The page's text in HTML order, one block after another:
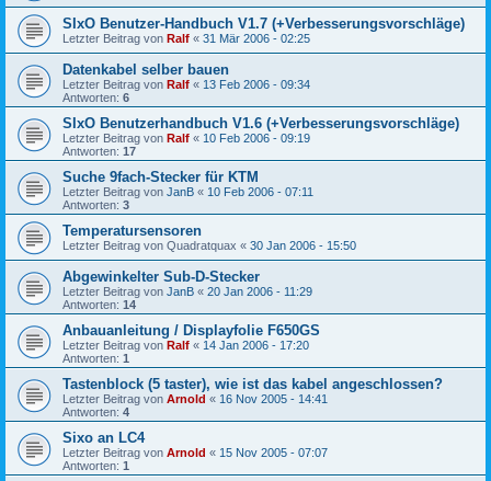
SIxO Benutzer-Handbuch V1.7 (+Verbesserungsvorschläge)
Letzter Beitrag von Ralf « 31 Mär 2006 - 02:25
Datenkabel selber bauen
Letzter Beitrag von Ralf « 13 Feb 2006 - 09:34
Antworten: 6
SIxO Benutzerhandbuch V1.6 (+Verbesserungsvorschläge)
Letzter Beitrag von Ralf « 10 Feb 2006 - 09:19
Antworten: 17
Suche 9fach-Stecker für KTM
Letzter Beitrag von JanB « 10 Feb 2006 - 07:11
Antworten: 3
Temperatursensoren
Letzter Beitrag von Quadratquax « 30 Jan 2006 - 15:50
Abgewinkelter Sub-D-Stecker
Letzter Beitrag von JanB « 20 Jan 2006 - 11:29
Antworten: 14
Anbauanleitung / Displayfolie F650GS
Letzter Beitrag von Ralf « 14 Jan 2006 - 17:20
Antworten: 1
Tastenblock (5 taster), wie ist das kabel angeschlossen?
Letzter Beitrag von Arnold « 16 Nov 2005 - 14:41
Antworten: 4
Sixo an LC4
Letzter Beitrag von Arnold « 15 Nov 2005 - 07:07
Antworten: 1